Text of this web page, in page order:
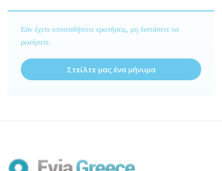
Εάν έχετε οποιεσδήποτε ερωτήσεις, μη διστάσετε να
ρωτήσετε.
Στείλτε μας ένα μήνυμα